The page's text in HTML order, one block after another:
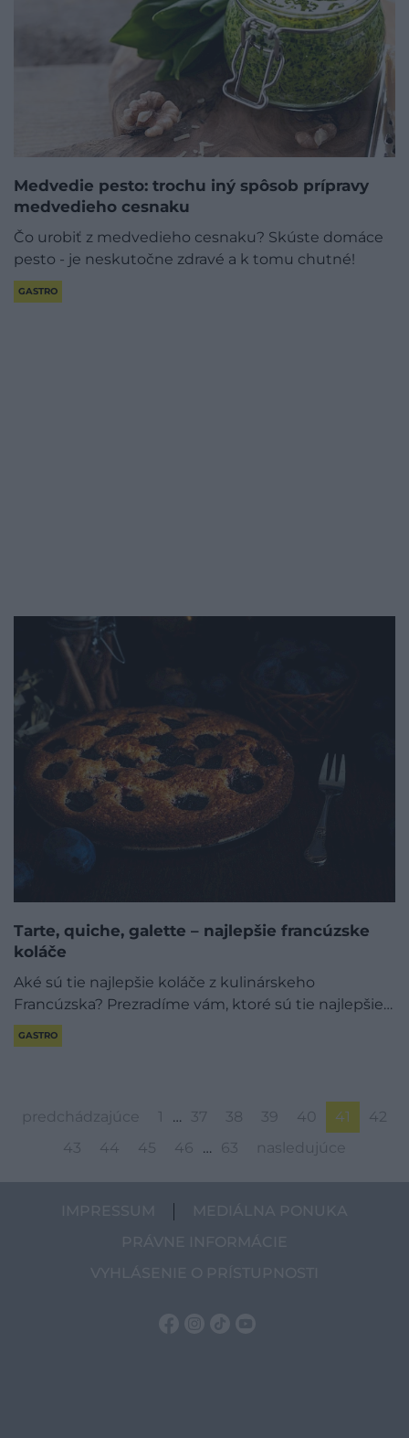
Medvedie pesto: trochu iný spôsob prípravy
medvedieho cesnaku
Čo urobiť z medvedieho cesnaku? Skúste domáce
pesto - je neskutočne zdravé a k tomu chutné!
GASTRO
Tarte, quiche, galette – najlepšie francúzske
koláče
Aké sú tie najlepšie koláče z kulinárskeho
Francúzska? Prezradíme vám, ktoré sú tie najlepšie…
GASTRO
predchádzajúce … 37 38 39 40 41
42
43
44 45 46 … 63 nasledujúce